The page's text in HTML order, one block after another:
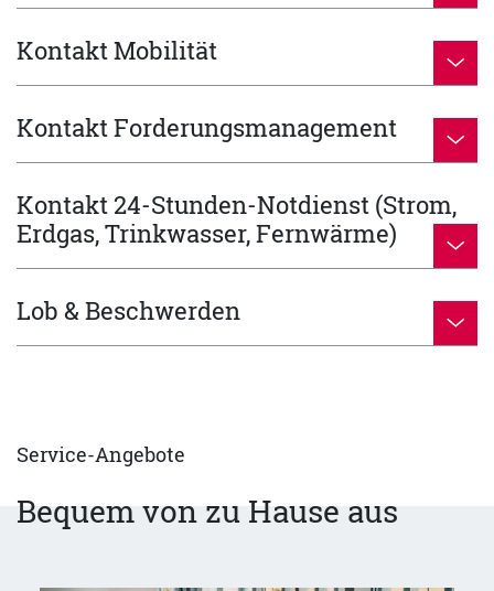
Kontakt Mobilität
Kontakt Forderungsmanagement
Kontakt 24-Stunden-Notdienst (Strom,
Erdgas, Trinkwasser, Fernwärme)
Lob & Beschwerden
Service-Angebote
Bequem von zu Hause aus